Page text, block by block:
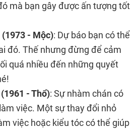
mà bạn gây được ấn tượng tốt
- Mộc): Dự báo bạn có thể
đó. Thế nhưng đừng để cảm
quá nhiều đến những quyết
- Thổ): Sự nhàm chán có
việc. Một sự thay đổi nhỏ
việc hoặc kiểu tóc có thể giúp